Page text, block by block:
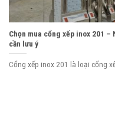
Chọn mua cổng xếp inox 201 –
cần lưu ý
Cổng xếp inox 201 là loại cổng